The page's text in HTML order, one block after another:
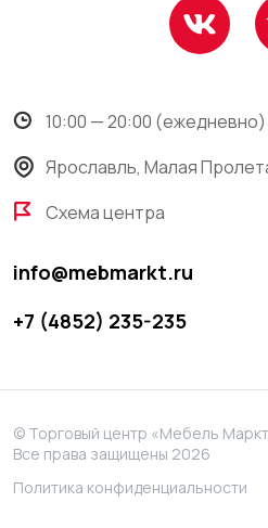
10:00 — 20:00 (ежедневно)
Ярославль, Малая
Схема центра
info@mebmarkt.ru
+7 (4852) 235-235
© Торговый центр «Мебель
Все права защищены 2026
Политика конфиденциальности